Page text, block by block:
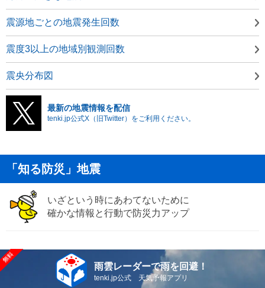
震源地ごとの地震発生回数
震度3以上の地域別観測回数
震央分布図
最新の地震情報を配信
tenki.jp公式X（旧Twitter）をご利用ください。
「知る防災」地震
いざという時にあわてないために
確かな情報と行動で防災力アップ
雨雲レーダーで雨を回避！
tenki.jp公式 天気予報アプリ